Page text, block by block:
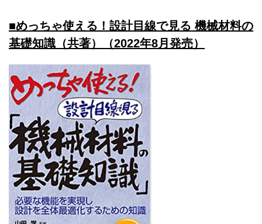
■めっちゃ使える！設計目線で見る 機械材料の
基礎知識（共著）（2022年8月発売）